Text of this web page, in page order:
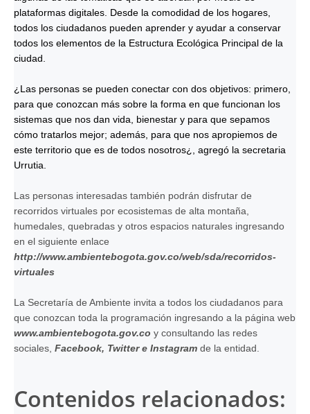
plataformas digitales. Desde la comodidad de los hogares,
todos los ciudadanos pueden aprender y ayudar a conservar
todos los elementos de la Estructura Ecológica Principal de la
ciudad.
¿Las personas se pueden conectar con dos objetivos: primero,
para que conozcan más sobre la forma en que funcionan los
sistemas que nos dan vida, bienestar y para que sepamos
cómo tratarlos mejor; además, para que nos apropiemos de
este territorio que es de todos nosotros¿, agregó la secretaria
Urrutia.
Las personas interesadas también podrán disfrutar de
recorridos virtuales por ecosistemas de alta montaña,
humedales, quebradas y otros espacios naturales ingresando
en el siguiente enlace
http://www.ambientebogota.gov.co/web/sda/recorridos-
virtuales
La Secretaría de Ambiente invita a todos los ciudadanos para
que conozcan toda la programación ingresando a la página web
www.ambientebogota.gov.co y consultando las redes
sociales, Facebook, Twittere Instagram de la entidad.
Contenidos relacionados: